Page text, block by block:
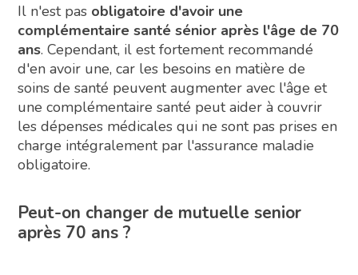
Il n'est pas obligatoire d'avoir une
complémentaire santé sénior après l'âge de 70
ans. Cependant, il est fortement recommandé
d'en avoir une, car les besoins en matière de
soins de santé peuvent augmenter avec l'âge et
une complémentaire santé peut aider à couvrir
les dépenses médicales qui ne sont pas prises en
charge intégralement par l'assurance maladie
obligatoire.
Peut-on changer de mutuelle senior
après 70 ans ?